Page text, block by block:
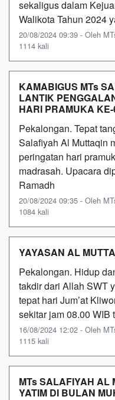
sekaligus dalam
Walikota Tahun 2024
20/08/2024 09:39 - Oleh
1114 kali
KAMABIGUS MTs
LANTIK
HARI PRAMUKA
Pekalongan. Tepat
Salafiyah Al Muttaqin
peringatan hari
madrasah. Upacara
Ramadh
20/08/2024 09:35 - Oleh
1084 kali
YAYASAN AL
Pekalongan. Hidup
takdir dari Allah SWT
tepat hari Jum’at
sekitar jam 08.00 WIB
16/08/2024 12:02 - Oleh
1115 kali
MTs SALAFIYAH AL
YATIM DI BULAN